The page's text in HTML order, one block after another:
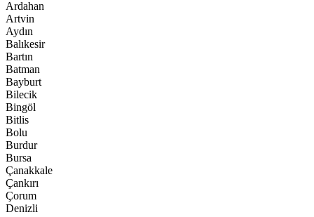
Ardahan
Artvin
Aydın
Balıkesir
Bartın
Batman
Bayburt
Bilecik
Bingöl
Bitlis
Bolu
Burdur
Bursa
Çanakkale
Çankırı
Çorum
Denizli